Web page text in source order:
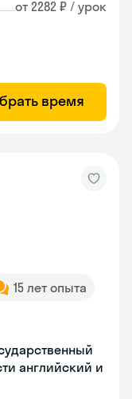
от 2282 ₽ / урок
время
15 лет опыта
английский и